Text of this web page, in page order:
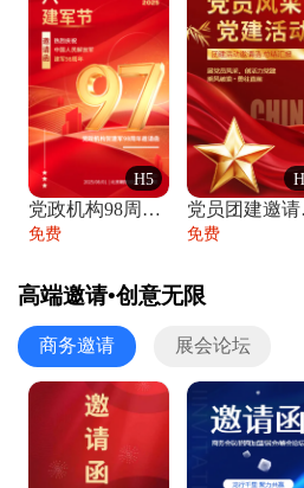
H5
党政机构98周年八一建军节庆祝晚会活动邀
免费
党员
免费
高端邀请•创意无限
商务邀请 展会论坛